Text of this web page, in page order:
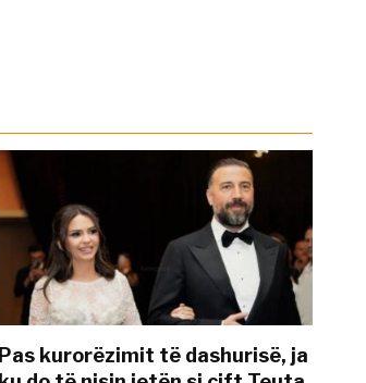
Pas kurorëzimit të dashurisë, ja